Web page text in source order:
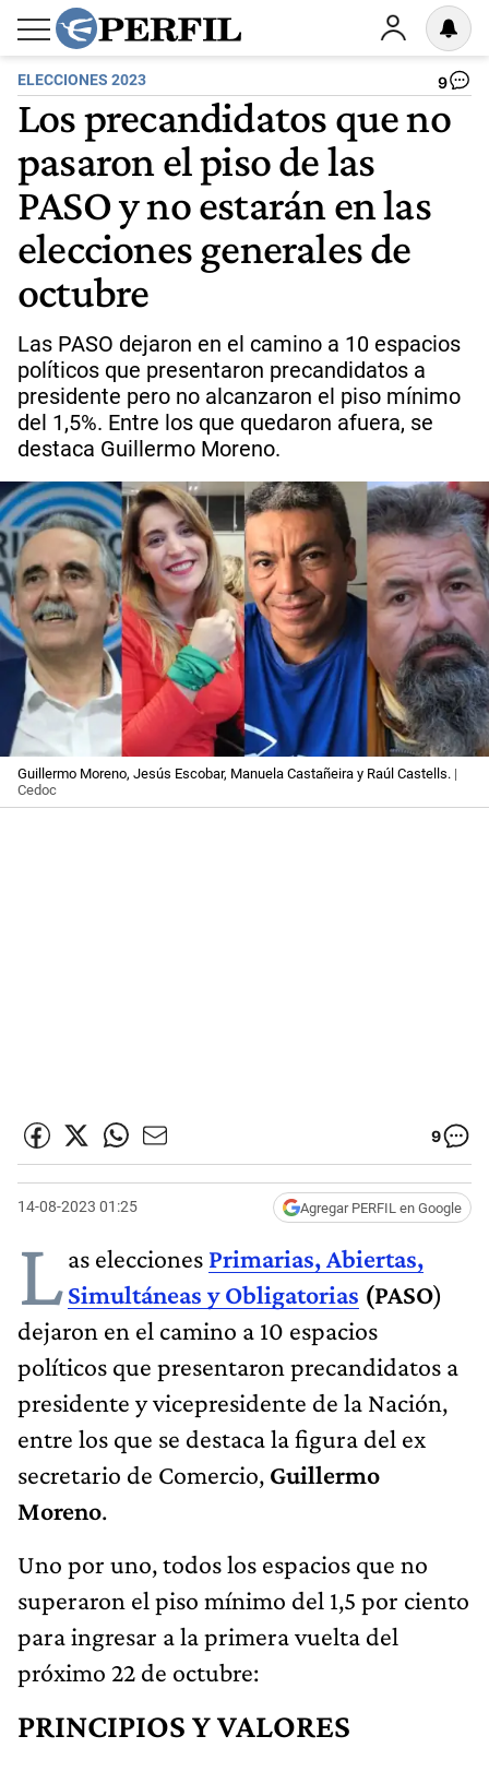
ELECCIONES 2023 9
Los precandidatos que no
pasaron el piso de las
PASO y no estarán en las
elecciones generales de
octubre
Las PASO dejaron en el camino a 10 espacios
políticos que presentaron precandidatos a
presidente pero no alcanzaron el piso mínimo
del 1,5%. Entre los que quedaron afuera, se
destaca Guillermo Moreno.
Guillermo Moreno, Jesús Escobar, Manuela Castañeira y Raúl Castells. |
Cedoc
9
14-08-2023 01:25 Agregar PERFIL en Google
Las elecciones Primarias, Abiertas,
Simultáneas y Obligatorias (PASO)
dejaron en el camino a 10 espacios
políticos que presentaron precandidatos a
presidente y vicepresidente de la Nación,
entre los que se destaca la figura del ex
secretario de Comercio, Guillermo
Moreno.
Uno por uno, todos los espacios que no
superaron el piso mínimo del 1,5 por ciento
para ingresar a la primera vuelta del
próximo 22 de octubre:
PRINCIPIOS Y VALORES